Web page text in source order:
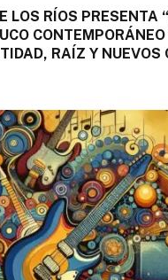
LOS RÍOS PRESENTA
CONTEMPORÁNEO
RAÍZ Y NUEVOS